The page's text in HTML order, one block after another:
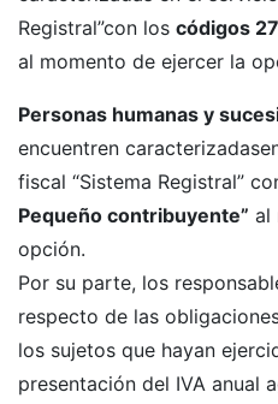
Registral”con los códigos
al momento de ejercer la
Personas humanas y
encuentren
fiscal “Sistema Registral”
Pequeño contribuyente” al
opción.
Por su parte, los
respecto de las
los sujetos que hayan
presentación del IVA anual